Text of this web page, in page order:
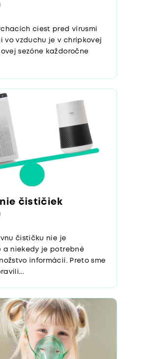
ciest pred vírusmi
vo vzduchu je v chrípkovej
sezóne každoročne
čističiek
čističku nie je
a niekedy je potrebné
informácií. Preto sme